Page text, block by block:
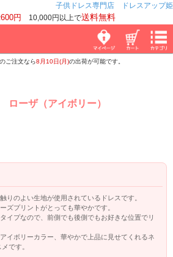
子供ドレス専門店 ドレスアップ姫
600円 10,000円以上で送料無料
ご注文なら8月10日(月)の出荷が可能です。
ーザ（アイボリー）
りのよい生地が使用されているドレスです。
ズプリントがとっても華やかです。
イプなので、前側でも後側でもお好きな位置でリ
イボリーカラー、華やかで上品に見せてくれるネ
です。